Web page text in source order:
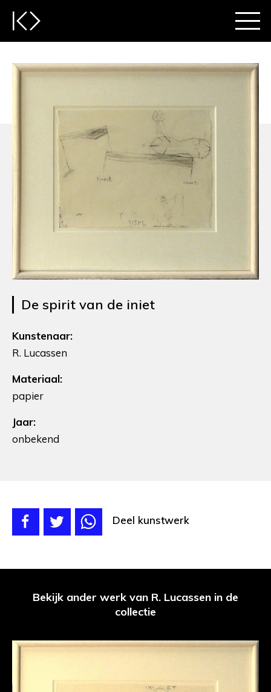
De spirit van de iniet
Kunstenaar:
R. Lucassen
Materiaal:
papier
Jaar:
onbekend
Deel kunstwerk
Bekijk ander werk van R. Lucassen in de
collectie